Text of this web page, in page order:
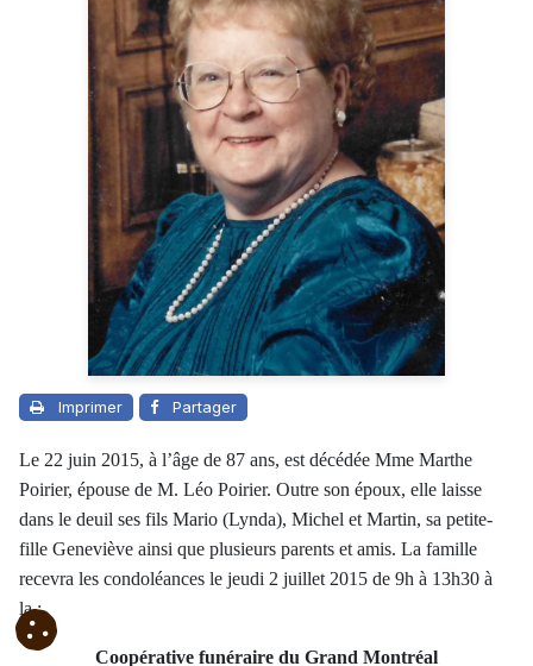
Imprimer Partager
Le 22 juin 2015, à l’âge de 87 ans, est décédée Mme Marthe
Poirier, épouse de M. Léo Poirier. Outre son époux, elle laisse
dans le deuil ses fils Mario (Lynda), Michel et Martin, sa petite-
fille Geneviève ainsi que plusieurs parents et amis. La famille
recevra les condoléances le jeudi 2 juillet 2015 de 9h à 13h30 à
la :
Coopérative funéraire du Grand Montréal